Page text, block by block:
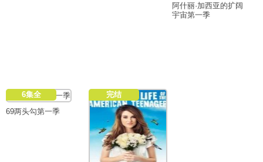
阿什丽·加西亚的扩阔
宇宙第一季
6集全
69两头勾第一季
完结